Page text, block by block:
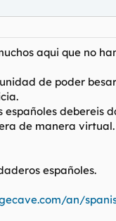
aqui que no
de poder
españoles debereis
de manera virtual.
españoles.
an/